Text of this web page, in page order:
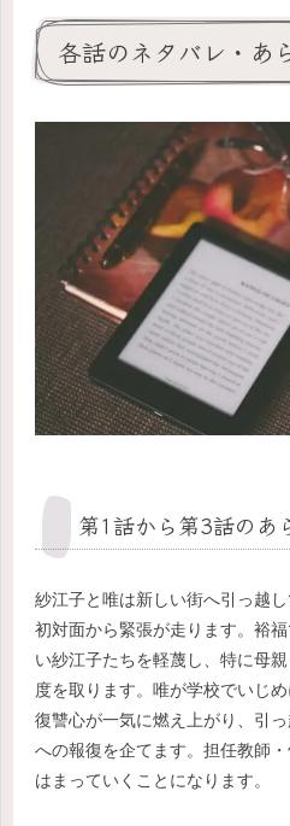
各話のネタバレ・あ
第1話から第3話のあ
紗江子と唯は新しい街へ引っ越
初対面から緊張が走ります。裕
い紗江子たちを軽蔑し、特に母
度を取ります。唯が学校でいじ
復讐心が一気に燃え上がり、引
への報復を企てます。担任教師
はまっていくことになります。